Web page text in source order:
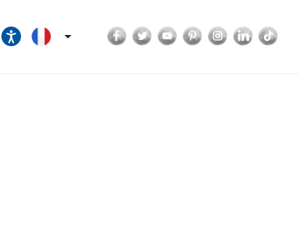
 Facebook
TwitterYouTubePinterestInstagram